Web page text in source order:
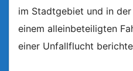
im Stadtgebiet und in
einem alleinbeteiligten
einer Unfallflucht